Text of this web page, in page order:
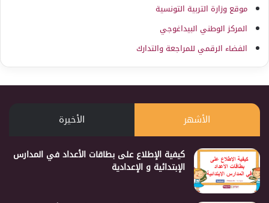
موقع وزارة التربية التونسية
المركز الوطني البيداغوجي
الفضاء الرقمي للمراجعة والتدارك
الأشهر الأخيرة
كيفية الإطلاع على بطاقات الأعداد في المدارس
الإبتدائية و الإعدادية